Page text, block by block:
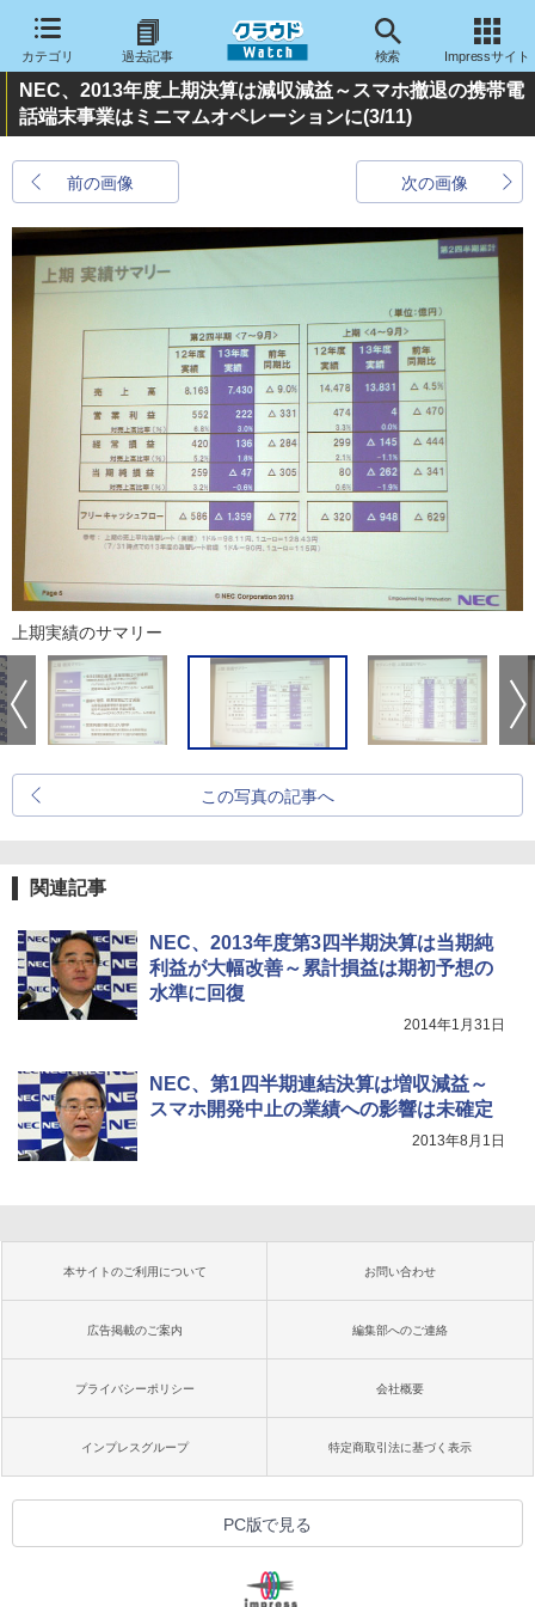
カテゴリ 過去記事 検索 Impressサイト
NEC、2013年度上期決算は減収減益～スマホ撤退の携帯電
話端末事業はミニマムオペレーションに(3/11)
前の画像 次の画像
上期実績のサマリー
この写真の記事へ
関連記事
NEC、2013年度第3四半期決算は当期純
利益が大幅改善～累計損益は期初予想の
水準に回復
2014年1月31日
NEC、第1四半期連結決算は増収減益～
スマホ開発中止の業績への影響は未確定
2013年8月1日
本サイトのご利用について お問い合わせ
広告掲載のご案内 編集部へのご連絡
プライバシーポリシー 会社概要
インプレスグループ 特定商取引法に基づく表示
PC版で見る